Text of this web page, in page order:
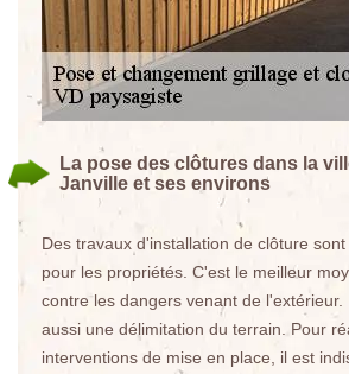
La pose des clôtures dans la
Janville et ses environs
Des travaux d'installation de clôture
pour les propriétés. C'est le meilleur
contre les dangers venant de l'extérieur.
aussi une délimitation du terrain. Pour
interventions de mise en place, il est